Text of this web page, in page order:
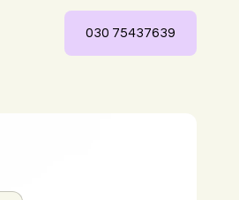
030 75437639